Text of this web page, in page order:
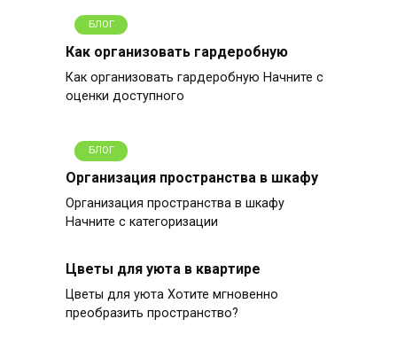
БЛОГ
Как организовать гардеробную
Как организовать гардеробную Начните с
оценки доступного
БЛОГ
Организация пространства в шкафу
Организация пространства в шкафу
Начните с категоризации
Цветы для уюта в квартире
Цветы для уюта Хотите мгновенно
преобразить пространство?